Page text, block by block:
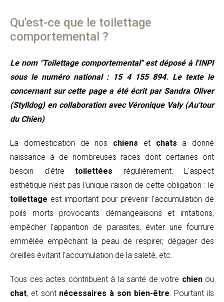
Qu'est-ce que le toilettage
comportemental ?
Le nom "Toilettage comportemental" est déposé à l'INPI
sous le numéro national : 15 4 155 894. Le texte le
concernant sur cette page a été écrit par Sandra Oliver
(Stylldog) en collaboration avec Véronique Valy (Au'tour
du Chien)
La domestication de nos chiens et chats a donné
naissance à de nombreuses races dont certaines ont
besoin d'être toilettées régulièrement. L'aspect
esthétique n'est pas l'unique raison de cette obligation : le
toilettage est important pour prévenir l'accumulation de
poils morts provocants démangeaisons et irritations,
empêcher l'apparition de parasites, éviter une fourrure
emmêlée empêchant la peau de respirer, dégager des
oreilles évitant l'accumulation de la saleté, etc.
Tous ces actes contribuent à la santé de votre chienou
chat, et sont nécessaires à son bien-être . Pourtant ils